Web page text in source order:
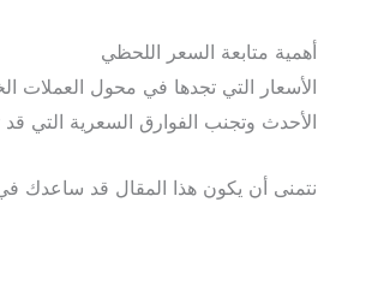
أهمية متابعة السعر اللحظي
الأحدث وتجنب الفوارق السعرية التي
نتمنى أن يكون هذا المقال قد ساعدك في فهم قيمة 250 ريال